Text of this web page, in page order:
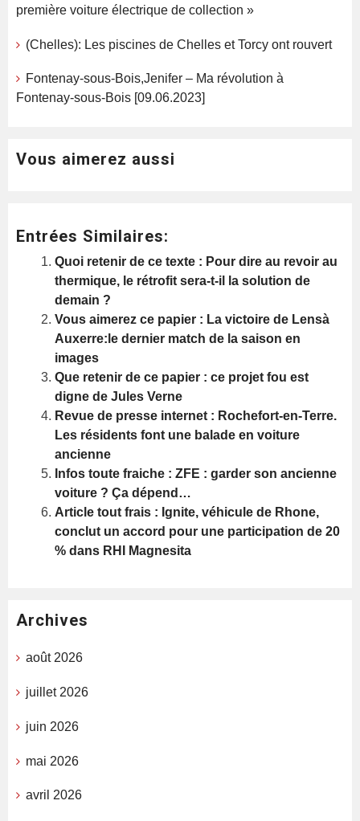
première voiture électrique de collection »
(Chelles): Les piscines de Chelles et Torcy ont rouvert
Fontenay-sous-Bois,Jenifer – Ma révolution à
Fontenay-sous-Bois [09.06.2023]
Vous aimerez aussi
Entrées Similaires:
Quoi retenir de ce texte : Pour dire au revoir au
thermique, le rétrofit sera-t-il la solution de
demain ?
Vous aimerez ce papier : La victoire de Lensà
Auxerre:le dernier match de la saison en
images
Que retenir de ce papier : ce projet fou est
digne de Jules Verne
Revue de presse internet : Rochefort-en-Terre.
Les résidents font une balade en voiture
ancienne
Infos toute fraiche : ZFE : garder son ancienne
voiture ? Ça dépend…
Article tout frais : Ignite, véhicule de Rhone,
conclut un accord pour une participation de 20
% dans RHI Magnesita
Archives
août 2026
juillet 2026
juin 2026
mai 2026
avril 2026